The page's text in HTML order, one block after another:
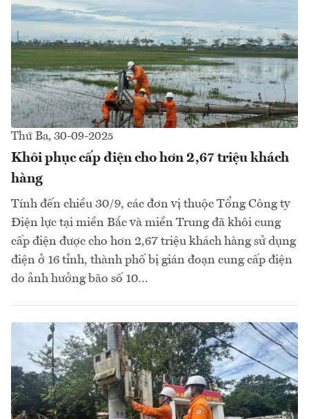
Thứ Ba, 30-09-2025
Khôi phục cấp điện cho hơn 2,67 triệu khách
hàng
Tính đến chiều 30/9, các đơn vị thuộc Tổng Công ty
Điện lực tại miền Bắc và miền Trung đã khôi cung
cấp điện được cho hơn 2,67 triệu khách hàng sử dụng
điện ở 16 tỉnh, thành phố bị gián đoạn cung cấp điện
do ảnh hưởng bão số 10…